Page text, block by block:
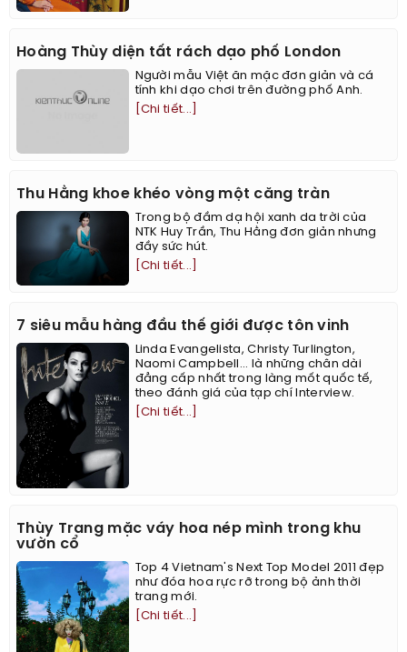
Hoàng Thùy diện tất rách dạo phố London
Người mẫu Việt ăn mặc đơn giản và cá
tính khi dạo chơi trên đường phố Anh.
[Chi tiết...]
Thu Hằng khoe khéo vòng một căng tràn
Trong bộ đầm dạ hội xanh da trời của
NTK Huy Trần, Thu Hằng đơn giản nhưng
đầy sức hút.
[Chi tiết...]
7 siêu mẫu hàng đầu thế giới được tôn vinh
Linda Evangelista, Christy Turlington,
Naomi Campbell... là những chân dài
đẳng cấp nhất trong làng mốt quốc tế,
theo đánh giá của tạp chí Interview.
[Chi tiết...]
Thùy Trang mặc váy hoa nép mình trong khu
vườn cổ
Top 4 Vietnam's Next Top Model 2011 đẹp
như đóa hoa rực rỡ trong bộ ảnh thời
trang mới.
[Chi tiết...]